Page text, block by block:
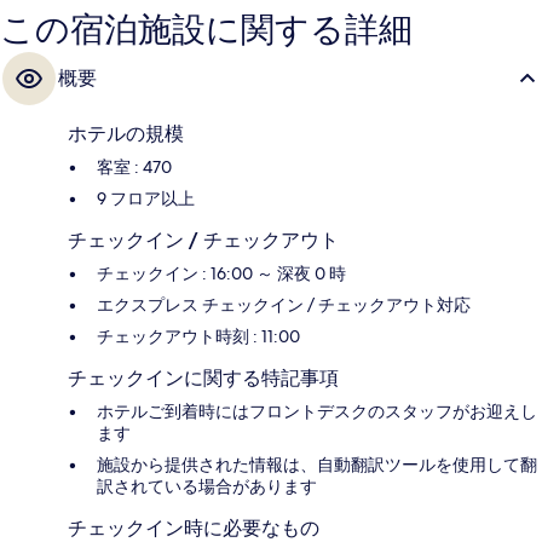
この宿泊施設に関する詳細
概要
ホテルの規模
客室 : 470
9 フロア以上
チェックイン / チェックアウト
チェックイン : 16:00 ～ 深夜 0 時
エクスプレス チェックイン / チェックアウト対応
チェックアウト時刻 : 11:00
チェックインに関する特記事項
ホテルご到着時にはフロントデスクのスタッフがお迎えし
ます
施設から提供された情報は、自動翻訳ツールを使用して翻
訳されている場合があります
チェックイン時に必要なもの